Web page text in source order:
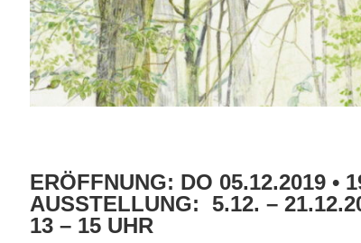
ERÖFFNUNG: DO 05.12.2019 •
AUSSTELLUNG: 5.12. –
13 – 15 UHR